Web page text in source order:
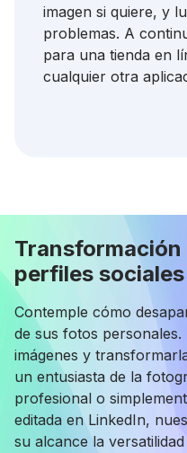
imagen si quiere, y
problemas. A
para una tienda en
cualquier otra
Transformación
perfiles sociales
Contemple cómo
de sus fotos
imágenes y
un entusiasta de la
profesional o
editada en LinkedIn,
su alcance la